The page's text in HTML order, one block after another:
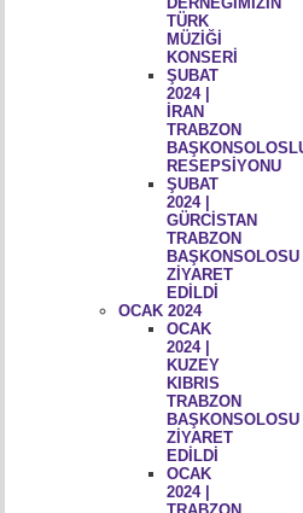
TÜRK
MÜZİĞİ
KONSERİ
ŞUBAT
2024 |
İRAN
TRABZON
RESEPSİYONU
ŞUBAT
2024 |
GÜRCİSTAN
TRABZON
BAŞKONSOLOSU
ZİYARET
EDİLDİ
OCAK 2024
OCAK
2024 |
KUZEY
KIBRIS
TRABZON
BAŞKONSOLOSU
ZİYARET
EDİLDİ
OCAK
2024 |